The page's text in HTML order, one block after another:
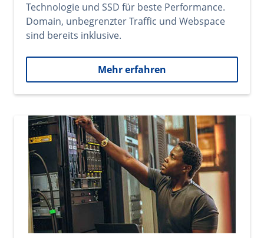
Technologie und SSD für beste Performance.
Domain, unbegrenzter Traffic und Webspace
sind bereits inklusive.
Mehr erfahren